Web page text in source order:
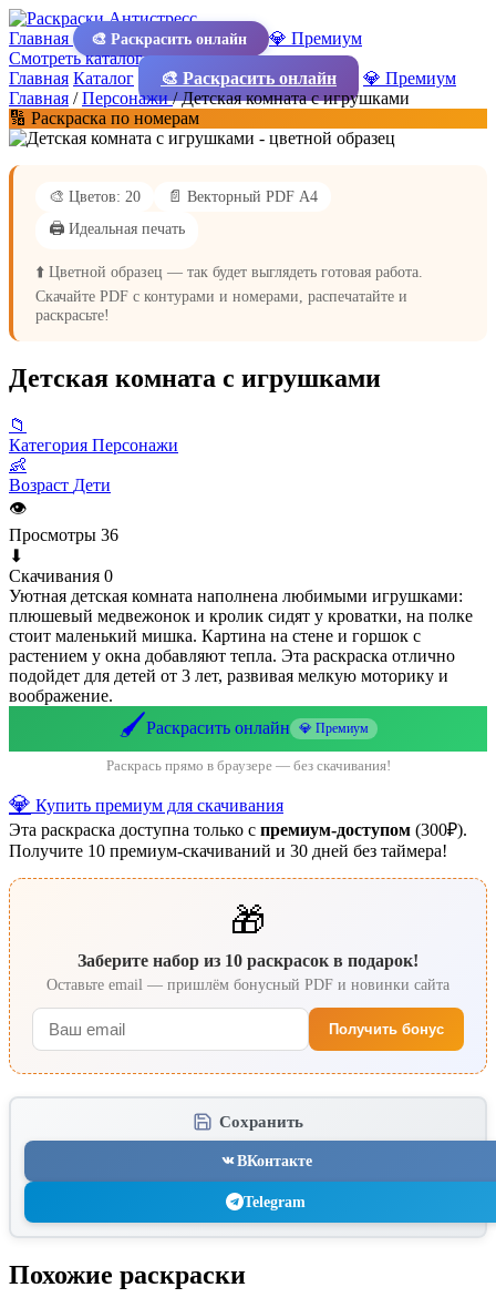
Главная 🎨 Раскрасить онлайн
💎 Премиум
Смотреть каталог
Главная Каталог 🎨 Раскрасить онлайн
💎 Премиум
Главная /Персонажи/Детская комната с игрушками
🔢 Раскраска по номерам
🎨 Цветов: 20
📄 Векторный PDF А4
🖨️ Идеальная печать
⬆️ Цветной образец — так будет выглядеть готовая работа.
Скачайте PDF с контурами и номерами, распечатайте и
раскрасьте!
Детская комната с игрушками
📁
Категория Персонажи
👶
Возраст Дети
👁
Просмотры 36
⬇
Скачивания 0
Уютная детская комната наполнена любимыми игрушками:
плюшевый медвежонок и кролик сидят у кроватки, на полке
стоит маленький мишка. Картина на стене и горшок с
растением у окна добавляют тепла. Эта раскраска отлично
подойдет для детей от 3 лет, развивая мелкую моторику и
воображение.
🖌️Раскрасить онлайн 💎 Премиум
Раскрась прямо в браузере — без скачивания!
💎 Купить премиум для скачивания
Эта раскраска доступна только с премиум-доступом (300₽).
Получите 10 премиум-скачиваний и 30 дней без таймера!
🎁
Заберите набор из 10 раскрасок в подарок!
Оставьте email — пришлём бонусный PDF и новинки сайта
Получить бонус
Сохранить
ВКонтакте
Telegram
Похожие раскраски